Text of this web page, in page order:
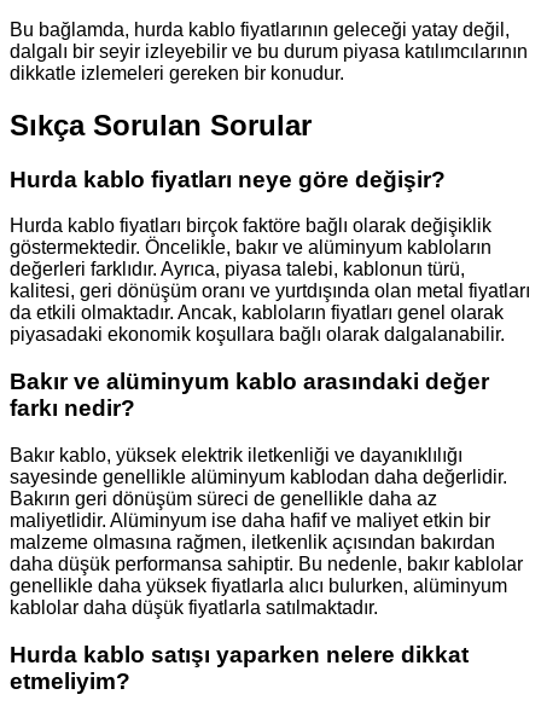
Bu bağlamda, hurda kablo fiyatlarının geleceği yatay değil,
dalgalı bir seyir izleyebilir ve bu durum piyasa katılımcılarının
dikkatle izlemeleri gereken bir konudur.
Sıkça Sorulan Sorular
Hurda kablo fiyatları neye göre değişir?
Hurda kablo fiyatları birçok faktöre bağlı olarak değişiklik
göstermektedir. Öncelikle, bakır ve alüminyum kabloların
değerleri farklıdır. Ayrıca, piyasa talebi, kablonun türü,
kalitesi, geri dönüşüm oranı ve yurtdışında olan metal fiyatları
da etkili olmaktadır. Ancak, kabloların fiyatları genel olarak
piyasadaki ekonomik koşullara bağlı olarak dalgalanabilir.
Bakır ve alüminyum kablo arasındaki değer
farkı nedir?
Bakır kablo, yüksek elektrik iletkenliği ve dayanıklılığı
sayesinde genellikle alüminyum kablodan daha değerlidir.
Bakırın geri dönüşüm süreci de genellikle daha az
maliyetlidir. Alüminyum ise daha hafif ve maliyet etkin bir
malzeme olmasına rağmen, iletkenlik açısından bakırdan
daha düşük performansa sahiptir. Bu nedenle, bakır kablolar
genellikle daha yüksek fiyatlarla alıcı bulurken, alüminyum
kablolar daha düşük fiyatlarla satılmaktadır.
Hurda kablo satışı yaparken nelere dikkat
etmeliyim?